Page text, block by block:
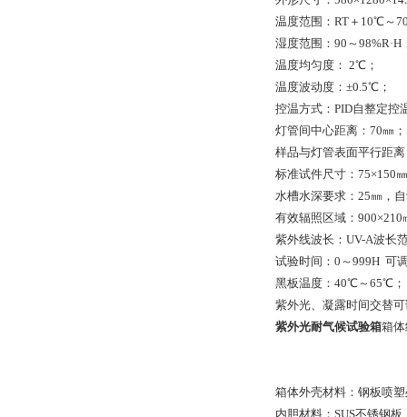
温度范围：RT＋10℃～
湿度范围：90～98%R·H
温度均匀度： 2℃；
温度波动度：±0.5℃；
控温方式：PID自整定控
灯管间中心距离：70㎜；
样品与灯管表面平行距
标准试件尺寸：75×150
水槽水深要求：25㎜，
有效辐照区域：900×210
紫外线波长：UV-A波长
试验时间：0～999H 可
黑板温度：40℃～65℃；
紫外光、凝露时间交替
紫外光耐气候试验箱箱
箱体外壳材料：钢板喷
内胆材料：SUS不锈钢板